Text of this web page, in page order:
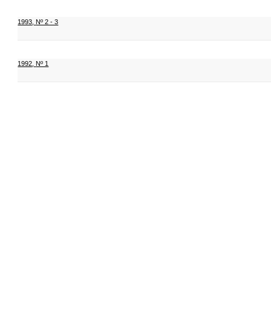
1993 ,Nº 2 - 3
1992 ,Nº 1